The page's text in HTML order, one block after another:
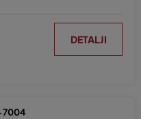
DETALJI
7004